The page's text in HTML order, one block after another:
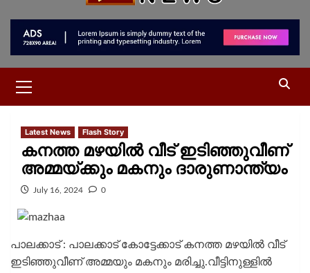
Latest News Flash Story
കനത്ത മഴയില്‍ വീട് ഇടിഞ്ഞുവീണ്
അമ്മയ്ക്കും മകനും ദാരുണാന്ത്യം
July 16, 2024 0
പാലക്കാട് : പാലക്കാട് കോട്ടേക്കാട് കനത്ത മഴയില്‍ വീട്
ഇടിഞ്ഞുവീണ് അമ്മയും മകനും മരിച്ചു.വീട്ടിനുള്ളില്‍